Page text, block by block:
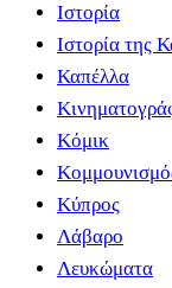
Ιστορία
Ιστορία της
Καπέλλα
Κόμικ
Κύπρος
Λάβαρο
Λευκώματα